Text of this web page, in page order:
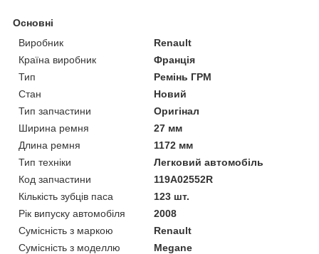
Основні
Виробник
Renault
Країна виробник
Франція
Тип
Ремінь ГРМ
Стан
Новий
Тип запчастини
Оригінал
Ширина ремня
27 мм
Длина ремня
1172 мм
Тип техніки
Легковий автомобіль
Код запчастини
119A02552R
Кількість зубців паса
123 шт.
Рік випуску автомобіля
2008
Сумісність з маркою
Renault
Сумісність з моделлю
Megane